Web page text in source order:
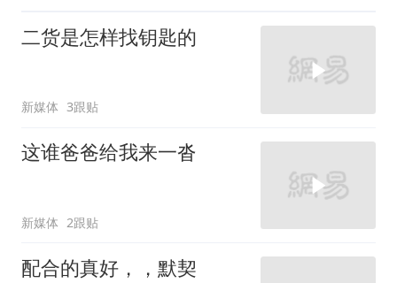
二货是怎样找钥匙的
新媒体 3跟贴
这谁爸爸给我来一沓
新媒体 2跟贴
配合的真好，，默契